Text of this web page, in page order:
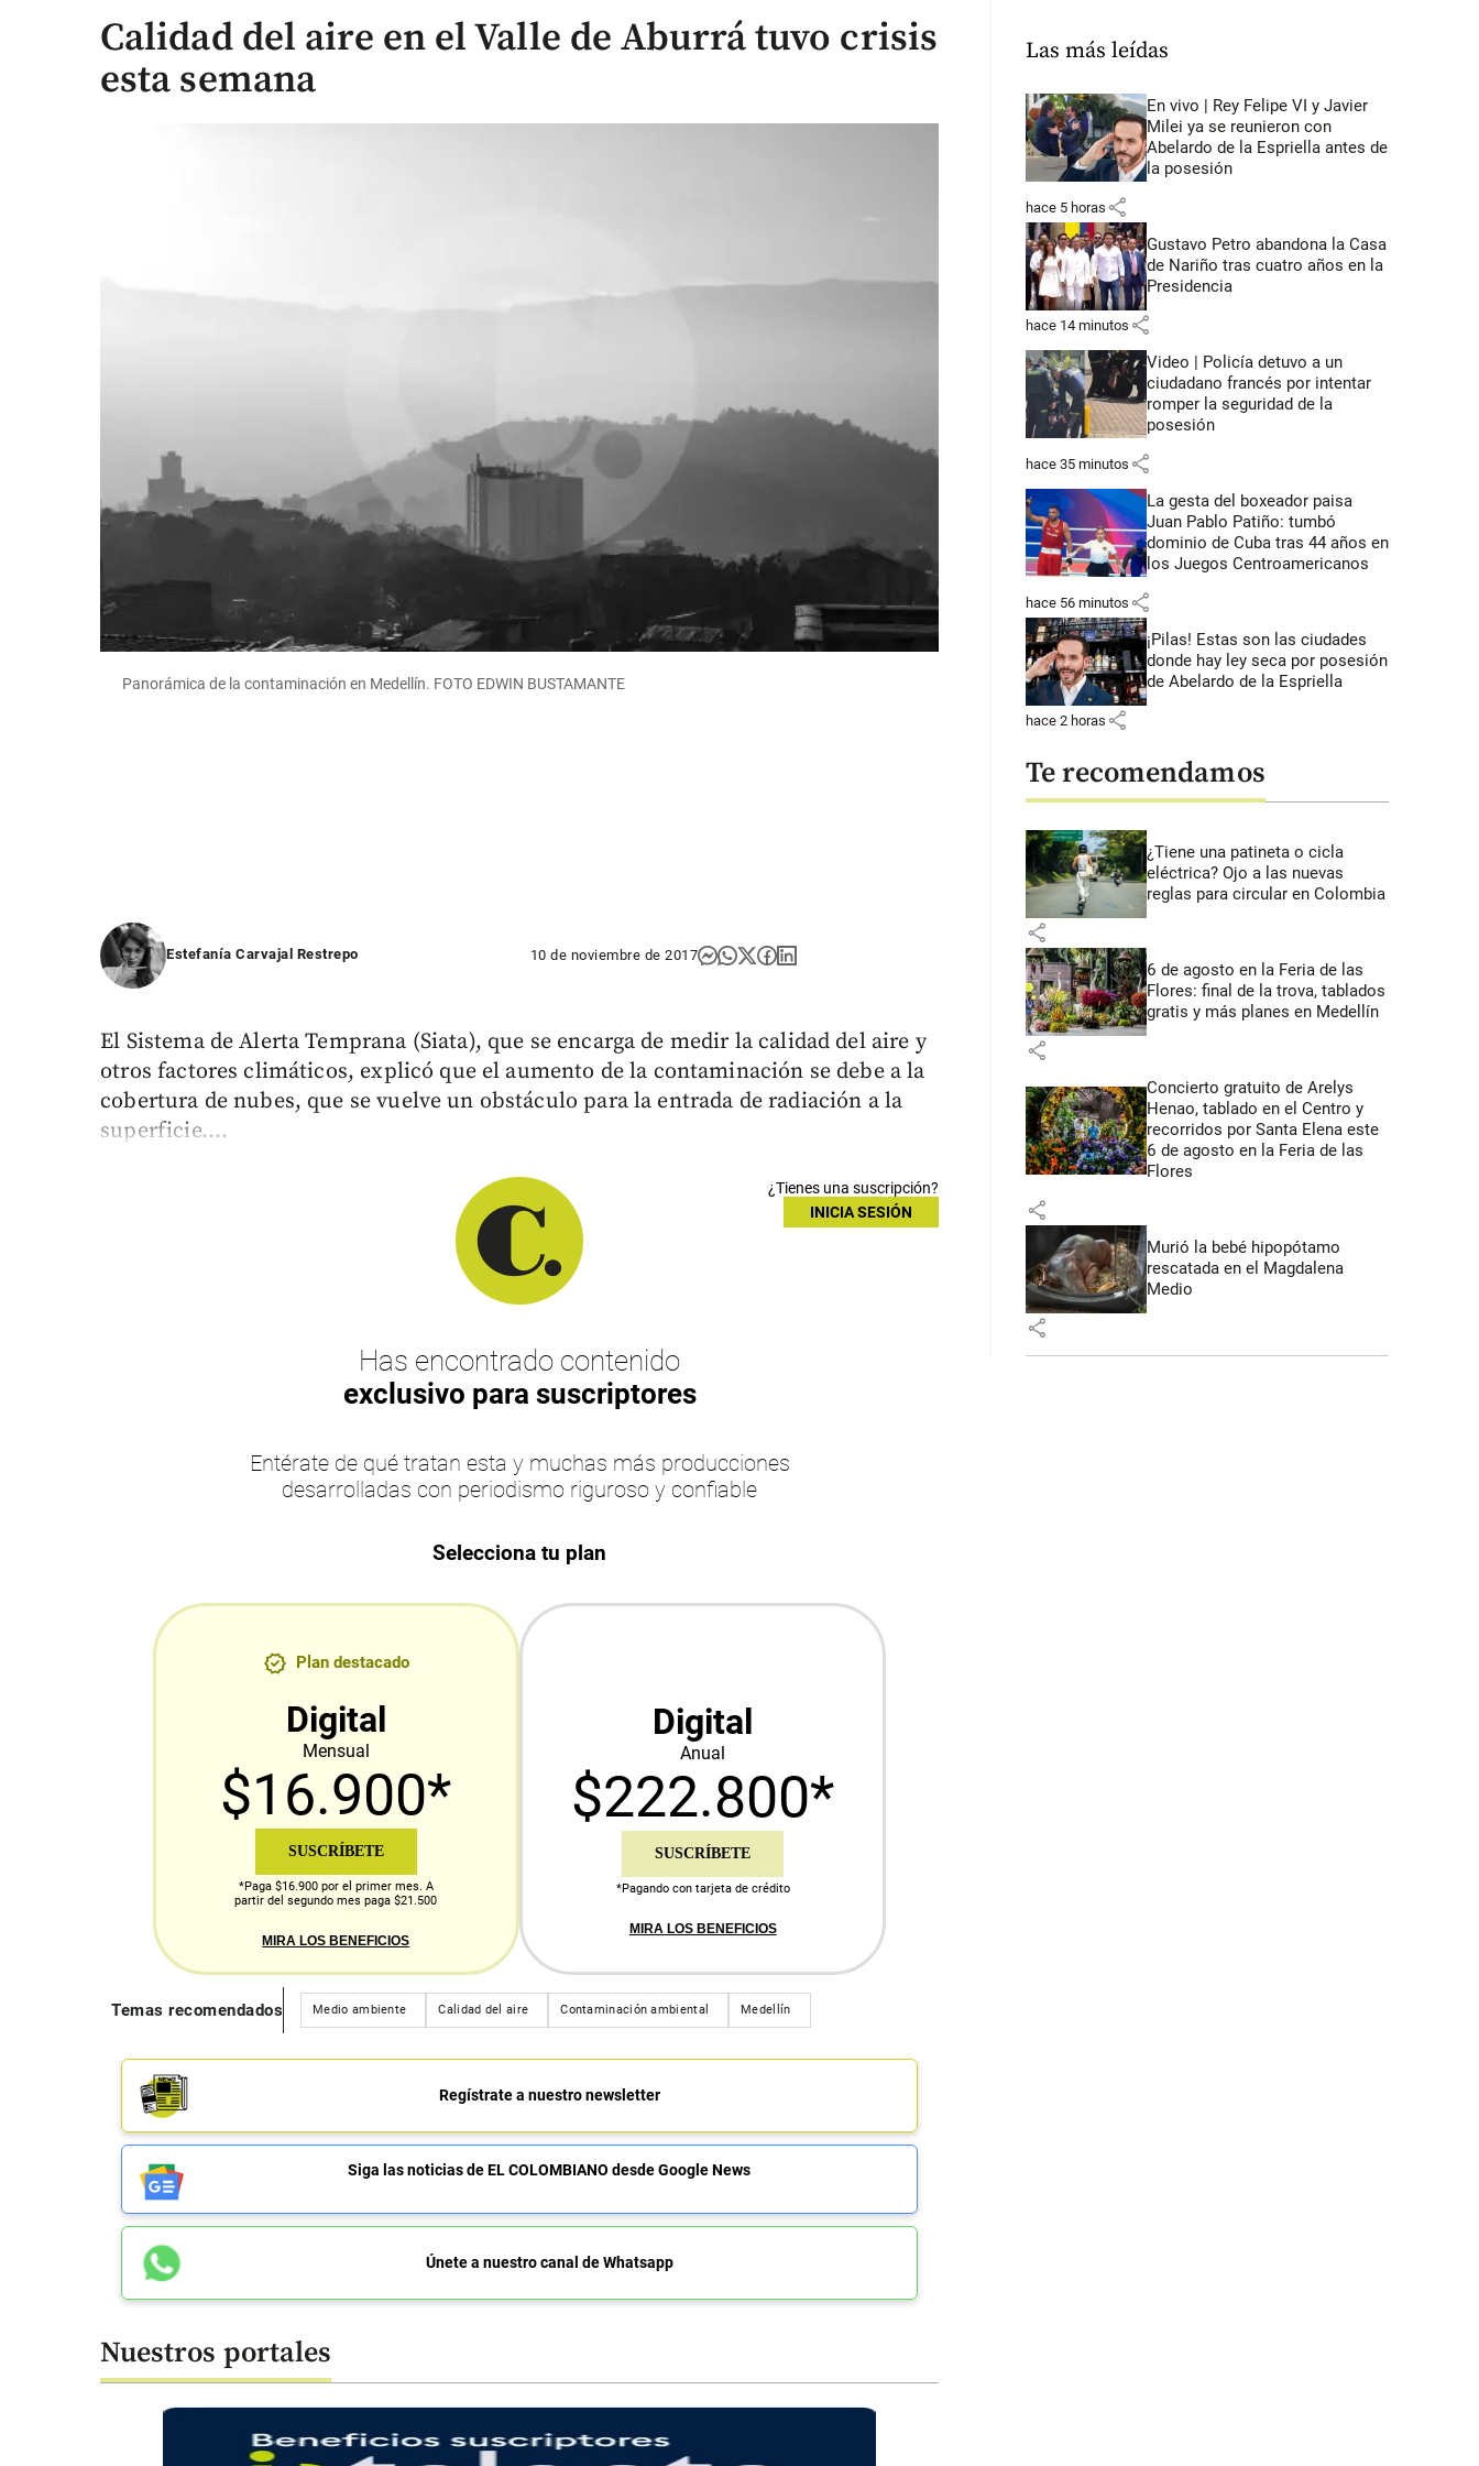
Calidad del aire en el Valle de Aburrá tuvo crisis
esta semana
Panorámica de la contaminación en Medellín. FOTO EDWIN BUSTAMANTE
Estefanía Carvajal Restrepo 10 de noviembre de 2017
El Sistema de Alerta Temprana (Siata), que se encarga de medir la calidad del aire y
otros factores climáticos, explicó que el aumento de la contaminación se debe a la
cobertura de nubes, que se vuelve un obstáculo para la entrada de radiación a la
superficie....
¿Tienes una suscripción?
INICIA SESIÓN
Has encontrado contenido
exclusivo para suscriptores
Entérate de qué tratan esta y muchas más producciones
desarrolladas con periodismo riguroso y confiable
Selecciona tu plan
Plan destacado
Digital
Mensual
$16.900*
SUSCRÍBETE
*Paga $16.900 por el primer mes. A
partir del segundo mes paga $21.500
MIRA LOS BENEFICIOS
Digital
Anual
$222.800*
SUSCRÍBETE
*Pagando con tarjeta de crédito
MIRA LOS BENEFICIOS
Temas recomendados Medio ambiente Calidad del aire Contaminación ambiental Medellín
Regístrate a nuestro newsletter
Siga las noticias de EL COLOMBIANO desde Google News
Únete a nuestro canal de Whatsapp
Nuestros portales
Las más leídas
En vivo | Rey Felipe VI y Javier
Milei ya se reunieron con
Abelardo de la Espriella antes de
la posesión
hace 5 horas share
Gustavo Petro abandona la Casa
de Nariño tras cuatro años en la
Presidencia
hace 14 minutos share
Video | Policía detuvo a un
ciudadano francés por intentar
romper la seguridad de la
posesión
hace 35 minutos share
La gesta del boxeador paisa
Juan Pablo Patiño: tumbó
dominio de Cuba tras 44 años en
los Juegos Centroamericanos
hace 56 minutos share
¡Pilas! Estas son las ciudades
donde hay ley seca por posesión
de Abelardo de la Espriella
hace 2 horas share
Te recomendamos
¿Tiene una patineta o cicla
eléctrica? Ojo a las nuevas
reglas para circular en Colombia
share
6 de agosto en la Feria de las
Flores: final de la trova, tablados
gratis y más planes en Medellín
share
Concierto gratuito de Arelys
Henao, tablado en el Centro y
recorridos por Santa Elena este
6 de agosto en la Feria de las
Flores
share
Murió la bebé hipopótamo
rescatada en el Magdalena
Medio
share